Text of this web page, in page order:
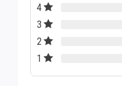
4
3
2
1